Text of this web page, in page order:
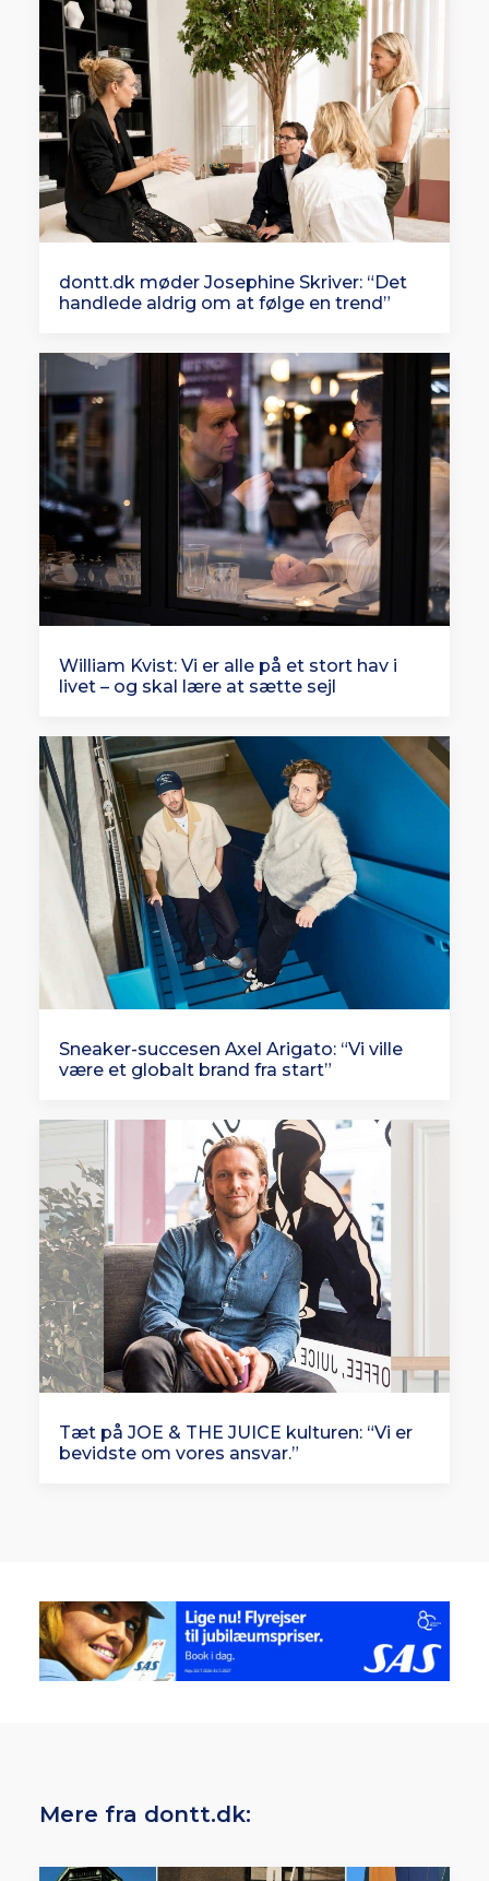
dontt.dk møder Josephine Skriver: “Det
handlede aldrig om at følge en trend”
William Kvist: Vi er alle på et stort hav i
livet – og skal lære at sætte sejl
Sneaker-succesen Axel Arigato: “Vi ville
være et globalt brand fra start”
Tæt på JOE & THE JUICE kulturen: “Vi er
bevidste om vores ansvar.”
Mere fra dontt.dk: